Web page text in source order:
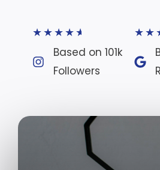
★★★★★
Based on 101k
Followers​
★★